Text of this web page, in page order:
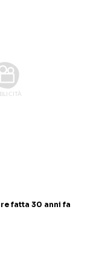
fatta 30 anni fa